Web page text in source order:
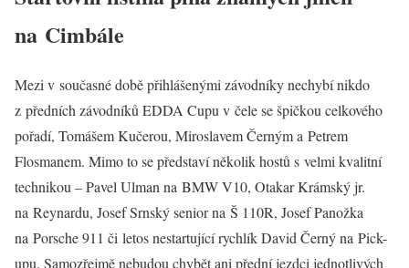
na Cimbále
Mezi v současné době přihlášenými závodníky nechybí nikdo
z předních závodníků EDDA Cupu v čele se špičkou celkového
pořadí, Tomášem Kučerou, Miroslavem Černým a Petrem
Flosmanem. Mimo to se představí několik hostů s velmi kvalitní
technikou – Pavel Ulman na BMW V10, Otakar Krámský jr.
na Reynardu, Josef Srnský senior na Š 110R, Josef Panožka
na Porsche 911 či letos nestartující rychlík David Černý na Pick-
upu. Samozřejmě nebudou chybět ani přední jezdci jednotlivých